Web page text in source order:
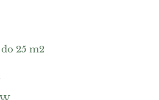
25 m2